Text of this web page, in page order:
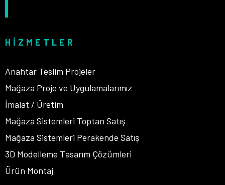
HIZMETLER
Anahtar Teslim Projeler
Mağaza Proje ve Uygulamalarımız
İmalat / Üretim
Mağaza Sistemleri Toptan Satış
Mağaza Sistemleri Perakende Satış
3D Modelleme Tasarım Çözümleri
Ürün Montaj